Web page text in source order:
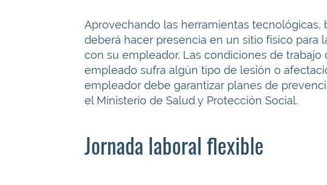
Aprovechando las herramientas tecnológicas,
deberá hacer presencia en un sitio físico para
con su empleador. Las condiciones de
empleado sufra algún tipo de lesión o
empleador debe garantizar planes de
el Ministerio de Salud y Protección Social.
Jornada laboral flexible